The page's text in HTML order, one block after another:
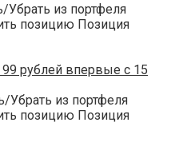
Убрать из портфеля
позицию Позиция
рублей впервые с 15
Убрать из портфеля
позицию Позиция